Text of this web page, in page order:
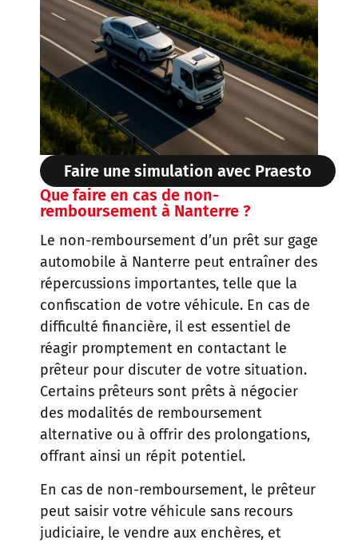
Faire une simulation avec Praesto
Que faire en cas de non-
remboursement à Nanterre ?
Le non-remboursement d’un prêt sur gage
automobile à Nanterre peut entraîner des
répercussions importantes, telle que la
confiscation de votre véhicule. En cas de
difficulté financière, il est essentiel de
réagir promptement en contactant le
prêteur pour discuter de votre situation.
Certains prêteurs sont prêts à négocier
des modalités de remboursement
alternative ou à offrir des prolongations,
offrant ainsi un répit potentiel.
En cas de non-remboursement, le prêteur
peut saisir votre véhicule sans recours
judiciaire, le vendre aux enchères, et